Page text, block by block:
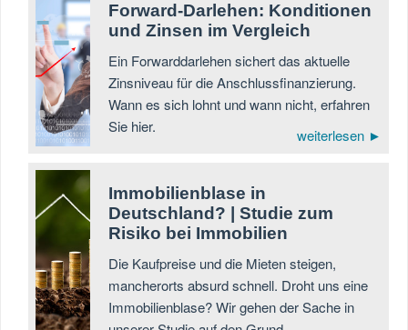
Forward-Darlehen: Konditionen
und Zinsen im Vergleich
Ein Forwarddarlehen sichert das aktuelle
Zinsniveau für die Anschlussfinanzierung.
Wann es sich lohnt und wann nicht, erfahren
Sie hier.
weiterlesen ►
Immobilienblase in
Deutschland? | Studie zum
Risiko bei Immobilien
Die Kaufpreise und die Mieten steigen,
mancherorts absurd schnell. Droht uns eine
Immobilienblase? Wir gehen der Sache in